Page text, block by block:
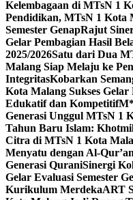
Kelembagaan di MTsN 1
Pendidikan, MTsN 1 Kota
Semester GenapRajut
Gelar Pembagian Hasil
2025/2026Satu dari Dua
Malang Siap Melaju ke
IntegritasKobarkan
Kota Malang Sukses
Edukatif dan Kompetitif
Generasi Unggul MTsN 1
Tahun Baru Islam:
Citra di MTsN 1 Kota
Menyatu dengan Al-
Generasi QuraniSinergi
Gelar Evaluasi Semester
Kurikulum MerdekaART